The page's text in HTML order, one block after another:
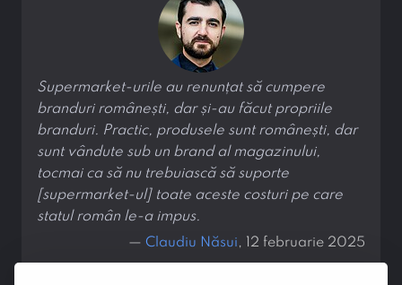
Supermarket-urile au renunțat să cumpere
branduri românești, dar și-au făcut propriile
branduri. Practic, produsele sunt românești, dar
sunt vândute sub un brand al magazinului,
tocmai ca să nu trebuiască să suporte
[supermarket-ul] toate aceste costuri pe care
statul român le-a impus.
— Claudiu Năsui, 12 februarie 2025